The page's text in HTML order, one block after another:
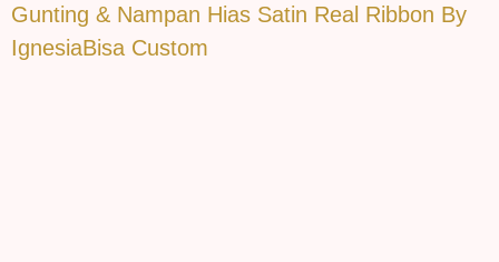
Gunting & Nampan Hias Satin Real Ribbon By
IgnesiaBisa Custom